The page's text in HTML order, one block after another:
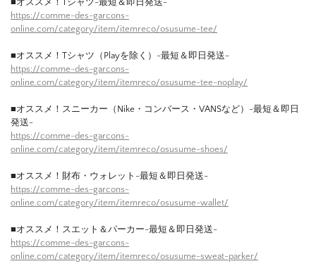
https://comme-des-garcons-
online.com/category/item/itemreco/osusume-tee/
■オススメ！Tシャツ（Playを除く）-最短＆即日発送-
https://comme-des-garcons-
online.com/category/item/itemreco/osusume-tee-noplay/
■オススメ！スニーカー（Nike・コンバース・VANSなど）-最短＆即日
発送-
https://comme-des-garcons-
online.com/category/item/itemreco/osusume-shoes/
■オススメ！財布・ウォレット-最短＆即日発送-
https://comme-des-garcons-
online.com/category/item/itemreco/osusume-wallet/
■オススメ！スエット＆パーカー-最短＆即日発送-
https://comme-des-garcons-
online.com/category/item/itemreco/osusume-sweat-parker/